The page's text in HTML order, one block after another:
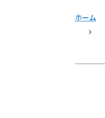
ホーム